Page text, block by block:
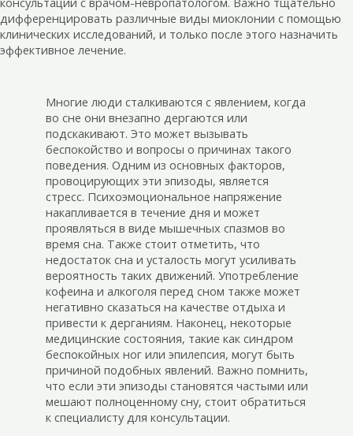
дифференцировать различные виды миоклонии с помощью
клинических исследований, и только после этого назначить
эффективное лечение.
Многие люди сталкиваются с явлением, когда
во сне они внезапно дергаются или
подскакивают. Это может вызывать
беспокойство и вопросы о причинах такого
поведения. Одним из основных факторов,
провоцирующих эти эпизоды, является
стресс. Психоэмоциональное напряжение
накапливается в течение дня и может
проявляться в виде мышечных спазмов во
время сна. Также стоит отметить, что
недостаток сна и усталость могут усиливать
вероятность таких движений. Употребление
кофеина и алкоголя перед сном также может
негативно сказаться на качестве отдыха и
привести к дерганиям. Наконец, некоторые
медицинские состояния, такие как синдром
беспокойных ног или эпилепсия, могут быть
причиной подобных явлений. Важно помнить,
что если эти эпизоды становятся частыми или
мешают полноценному сну, стоит обратиться
к специалисту для консультации.